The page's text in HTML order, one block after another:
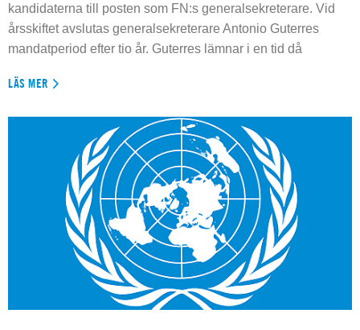
kandidaterna till posten som FN:s generalsekreterare. Vid
årsskiftet avslutas generalsekreterare Antonio Guterres
mandatperiod efter tio år. Guterres lämnar i en tid då
LÄS MER